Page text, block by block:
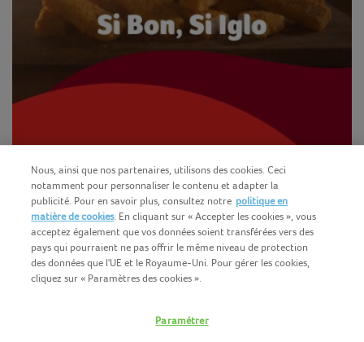
COPYRIGHT IGLO 2025
Nous, ainsi que nos partenaires, utilisons des cookies. Ceci
notamment pour personnaliser le contenu et adapter la
publicité. Pour en savoir plus, consultez notre politique en
matière de cookies. En cliquant sur « Accepter les cookies », vous
acceptez également que vos données soient transférées vers des
pays qui pourraient ne pas offrir le même niveau de protection
des données que l'UE et le Royaume-Uni. Pour gérer les cookies,
cliquez sur « Paramètres des cookies ».
Paramétrer